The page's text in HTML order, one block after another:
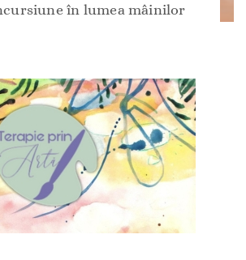
în lumea mâinilor